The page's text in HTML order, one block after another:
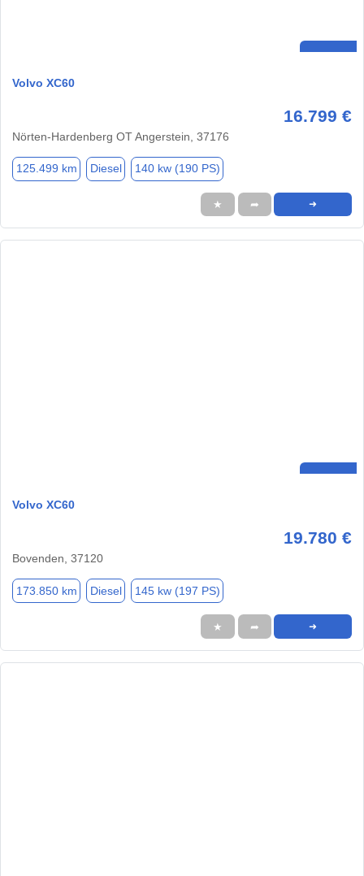
Volvo XC60
16.799 €
Nörten-Hardenberg OT Angerstein, 37176
125.499 km Diesel 140 kw (190 PS)
★ ➦ ➜
Volvo XC60
19.780 €
Bovenden, 37120
173.850 km Diesel 145 kw (197 PS)
★ ➦ ➜